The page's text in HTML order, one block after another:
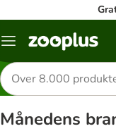
Menu
Søg
efter
produkter
Månedens